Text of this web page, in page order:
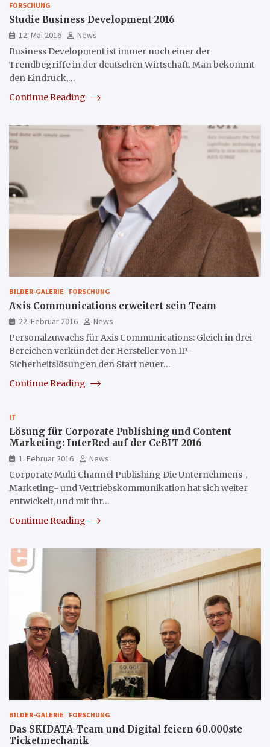
FORSCHUNG
Studie Business Development 2016
12. Mai 2016
News
Business Development ist immer noch einer der
Trendbegriffe in der deutschen Wirtschaft. Man bekommt
den Eindruck,…
Continue Reading
BILDER-GALERIE FORSCHUNG
Axis Communications erweitert sein Team
22. Februar 2016
News
Personalzuwachs für Axis Communications: Gleich in drei
Bereichen verkündet der Hersteller von IP-
Sicherheitslösungen den Start neuer…
Continue Reading
IT
Lösung für Corporate Publishing und Content
Marketing: InterRed auf der CeBIT 2016
1. Februar 2016
News
Corporate Multi Channel Publishing Die Unternehmens-,
Marketing- und Vertriebskommunikation hat sich weiter
entwickelt, und mit ihr…
Continue Reading
BILDER-GALERIE FORSCHUNG
Das SKIDATA-Team und Digital feiern 60.000ste
Ticketmechanik